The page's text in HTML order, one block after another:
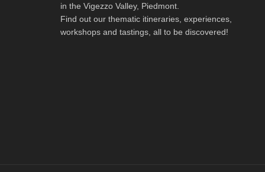
in the Vigezzo Valley, Piedmont.
Find out our thematic itineraries, experiences,
workshops and tastings, all to be discovered!